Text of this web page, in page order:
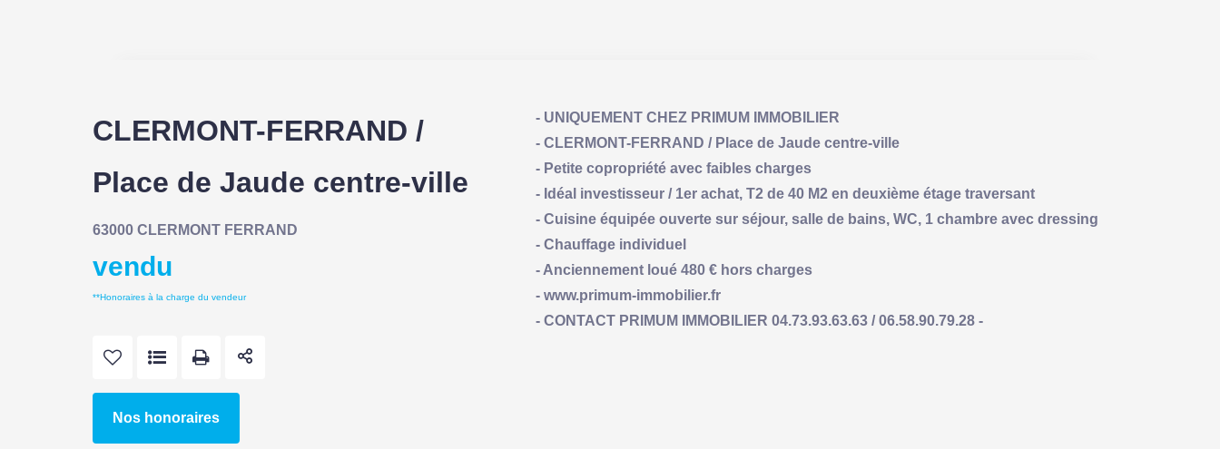
CLERMONT-FERRAND /
Place de Jaude centre-ville
63000 CLERMONT FERRAND
vendu
**Honoraires à la charge du vendeur
Nos honoraires
- UNIQUEMENT CHEZ PRIMUM IMMOBILIER
- CLERMONT-FERRAND / Place de Jaude centre-ville
- Petite copropriété avec faibles charges
- Idéal investisseur / 1er achat, T2 de 40 M2 en deuxième étage traversant
- Cuisine équipée ouverte sur séjour, salle de bains, WC, 1 chambre avec dressing
- Chauffage individuel
- Anciennement loué 480 € hors charges
- www.primum-immobilier.fr
- CONTACT PRIMUM IMMOBILIER 04.73.93.63.63 / 06.58.90.79.28 -